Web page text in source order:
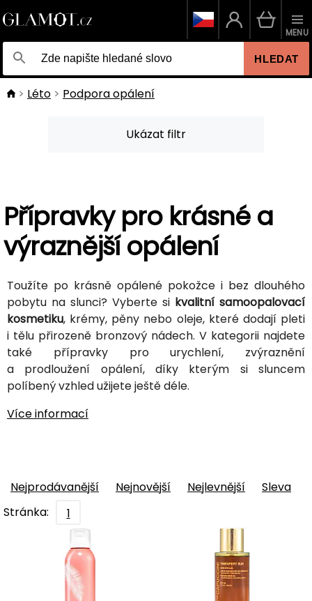
HLEDAT
MENU
Léto Podpora opálení
Ukázat filtr
Přípravky pro krásné a
výraznější opálení
Toužíte po krásně opálené pokožce i bez dlouhého
pobytu na slunci? Vyberte si kvalitní samoopalovací
kosmetiku, krémy, pěny nebo oleje, které dodají pleti
i tělu přirozeně bronzový nádech. V kategorii najdete
také přípravky pro urychlení, zvýraznění
a prodloužení opálení, díky kterým si sluncem
políbený vzhled užijete ještě déle.
Více informací
Nejprodávanější Nejnovější Nejlevnější
Sleva
Stránka:
1